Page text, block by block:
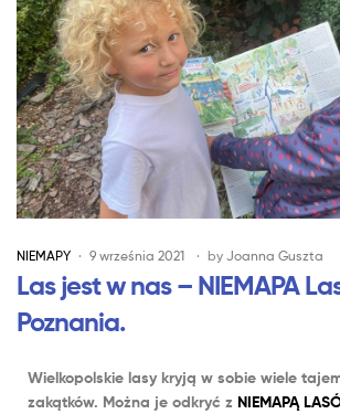
NIEMAPY 9 września 2021 by Joanna Guszta
Las jest w nas – NIEMAPA
Poznania.
Wielkopolskie lasy kryją w sobie wiele
zakątków. Można je odkryć z NIEMAPĄ